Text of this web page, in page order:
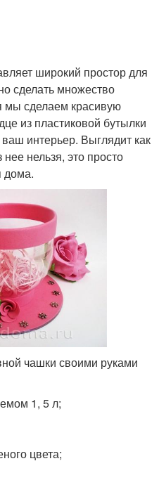
широкий простор для
сделать множество
мы сделаем красивую
из пластиковой бутылки
интерьер. Выглядит как
нельзя, это просто
дома.
чашки своими руками
1, 5 л;
цвета;